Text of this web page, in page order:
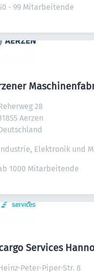
- 99 Mitarbeitende
28
Aerzen
Elektronik und
1000 Mitarbeitende
Services
Peter-Piper-Str. 8